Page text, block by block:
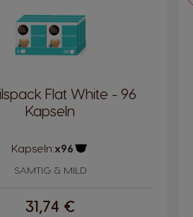
Flat White - 96
Kapseln
Kapseln:x96
SAMTIG & MILD
31,74 €